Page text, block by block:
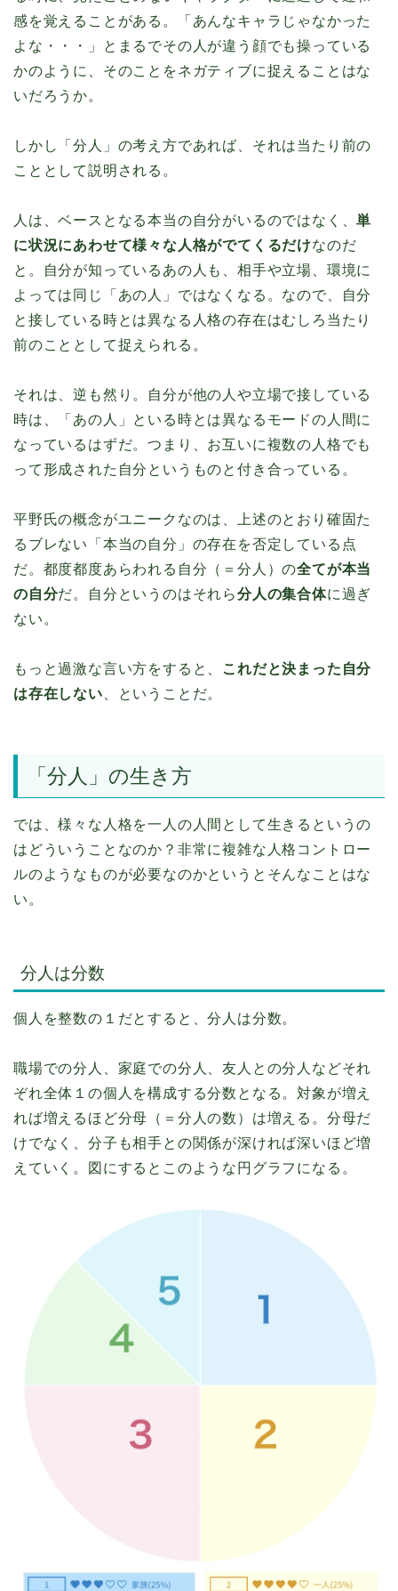
感を覚えることがある。「あんなキャラじゃなかった
よな・・・」とまるでその人が違う顔でも操っている
かのように、そのことをネガティブに捉えることはな
いだろうか。
しかし「分人」の考え方であれば、それは当たり前の
こととして説明される。
人は、ベースとなる本当の自分がいるのではなく、単
に状況にあわせて様々な人格がでてくるだけなのだ
と。自分が知っているあの人も、相手や立場、環境に
よっては同じ「あの人」ではなくなる。なので、自分
と接している時とは異なる人格の存在はむしろ当たり
前のこととして捉えられる。
それは、逆も然り。自分が他の人や立場で接している
時は、「あの人」といる時とは異なるモードの人間に
なっているはずだ。つまり、お互いに複数の人格でも
って形成された自分というものと付き合っている。
平野氏の概念がユニークなのは、上述のとおり確固た
るブレない「本当の自分」の存在を否定している点
だ。都度都度あらわれる自分（＝分人）の全てが本当
の自分だ。自分というのはそれら分人の集合体に過ぎ
ない。
もっと過激な言い方をすると、
これだと決まった自分
は存在しない 、ということだ。
「分人」の生き方
では、様々な人格を一人の人間として生きるというの
はどういうことなのか？非常に複雑な人格コントロー
ルのようなものが必要なのかというとそんなことはな
い。
分人は分数
個人を整数の１だとすると、分人は分数。
職場での分人、家庭での分人、友人との分人などそれ
ぞれ全体１の個人を構成する分数となる。対象が増え
れば増えるほど分母（＝分人の数）は増える。分母だ
けでなく、分子も相手との関係が深ければ深いほど増
えていく。図にするとこのような円グラフになる。